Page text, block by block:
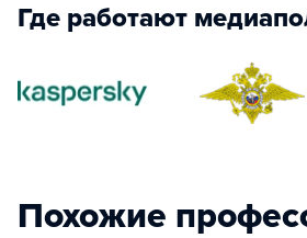
Где работают
Похожие